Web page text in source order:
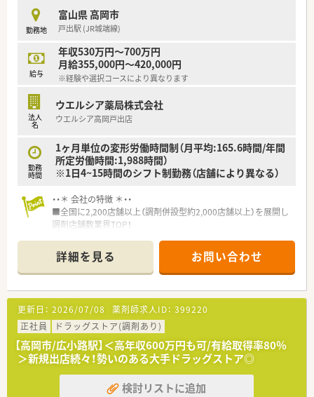
■育児休暇は3歳まで取得が可能で、時短制度は小学5年生まで
時短勤務ができるよう変更予定です。
■年間休日が120日とワークライフバランスが整っています
■日用品から常備薬まで、従業員割引制度など嬉しいメリットも
たくさんあります！
勤務地
富山県 高岡市
戸出駅 (JR城端線)
給与
年収530万円～700万円
月給355,000円～420,000円
※経験や選択コースにより異なります
法人
名
ウエルシア薬局株式会社
ウエルシア高岡戸出店
勤務
時間
1ヶ月単位の変形労働時間制（月平均:165.6時間/年間
所定労働時間:1,988時間）
※1日4~15時間のシフト制勤務（店舗により異なる）
・・＊ 会社の特徴 ＊・・
■全国に2,200店舗以上（調剤併設型約2,000店舗以上）を展開し
調剤店舗数業界TOP！
頑張り次第で高給与も可能！
■経験や勤務コースによりますが、経験の少ない方でも500万前
半スタートと業界TOP水準！
■職種や職域に合わせ、豊富な社内研修や外部組織と連携した研
修を用意されています
■薬剤師が中心の会社だからこそ活躍できるキャリアパスが多
種多様に用意されています。
■店舗拡大に伴い、エリアマネジャーや営業部長等のマネジメン
トのポジションも増えます。
■在宅や教育等の専門性を活かせるスペシャリストを目指すこ
とも可能です。
■その他にも、管理部門や商品部門等の本社スタッフなど活動領
詳細を見る お問い合わせ
更新日： 2026/07/08 薬剤師求人ID： 399220
正社員
ドラッグストア(調剤あり)
【高岡市/広小路駅】＜高年収600万円も可/有給取得率80％
＞新規出店続々！勢いのある大手ドラッグストア◎
検討リストに追加